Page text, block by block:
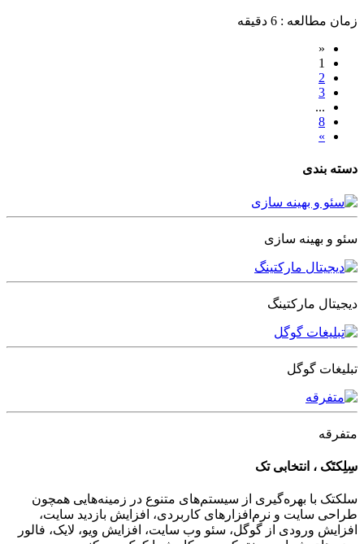
زمان مطالعه : 6 دقیقه
«
1
2
3
...
8
»
دسته بندی
سئو و بهینه سازی
دیجیتال مارکتینگ
تبلیغات گوگل
متفرقه
سِلِکتَک ، انتخابی تک
سلکتک با بهره‌گیری از سیستم‌های متنوع در زمینه‌هایی همچون
طراحی سایت و نرم‌افزارهای کاربردی، افزایش بازدید سایت،
افزایش ورودی از گوگل، سئو وب سایت، افزایش ویو، لایک، فالور